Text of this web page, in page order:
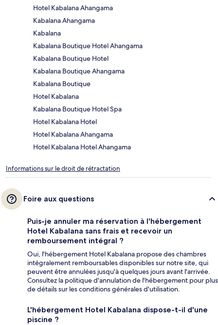
Hotel Kabalana Ahangama
Kabalana Ahangama
Kabalana
Kabalana Boutique Hotel Ahangama
Kabalana Boutique Hotel
Kabalana Boutique Ahangama
Kabalana Boutique
Hotel Kabalana
Kabalana Boutique Hotel Spa
Hotel Kabalana Hotel
Hotel Kabalana Ahangama
Hotel Kabalana Hotel Ahangama
Informations sur le droit de rétractation
Foire aux questions
Puis-je annuler ma réservation à l'hébergement
Hotel Kabalana sans frais et recevoir un
remboursement intégral ?
Oui, l'hébergement Hotel Kabalana propose des chambres
intégralement remboursables disponibles sur notre site, qui
peuvent être annulées jusqu'à quelques jours avant l'arrivée.
Consultez la politique d'annulation de l'hébergement pour plus
de détails sur les conditions générales d'utilisation.
L'hébergement Hotel Kabalana dispose-t-il d'une
piscine ?